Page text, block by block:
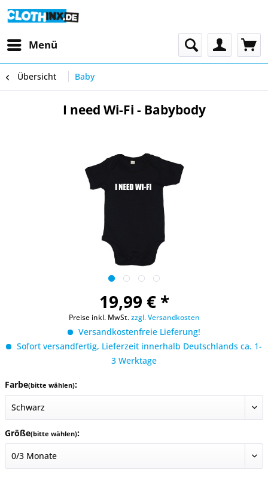
Menü
Übersicht Baby
I need Wi-Fi - Babybody
19,99 € *
Preise inkl. MwSt.zzgl. Versandkosten
Versandkostenfreie Lieferung!
Sofort versandfertig, Lieferzeit innerhalb Deutschlands ca. 1-
3 Werktage
Farbe(bitte wählen):
Größe(bitte wählen):